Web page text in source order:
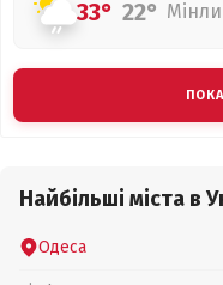
33° 22°
Найбільші міста в
Одеса